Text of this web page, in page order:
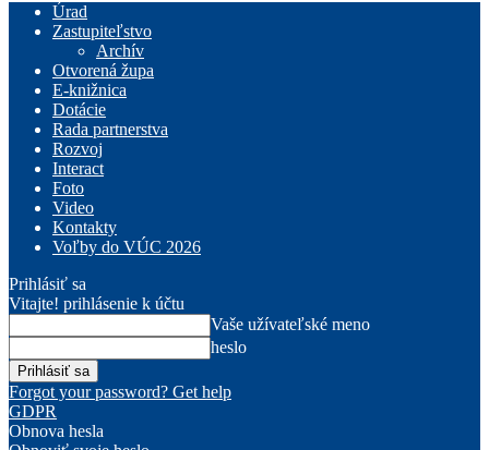
Úrad
Zastupiteľstvo
Archív
Otvorená župa
E-knižnica
Dotácie
Rada partnerstva
Rozvoj
Interact
Foto
Video
Kontakty
Voľby do VÚC 2026
Prihlásiť sa
Vitajte! prihlásenie k účtu
Vaše užívateľské meno
heslo
Forgot your password? Get help
GDPR
Obnova hesla